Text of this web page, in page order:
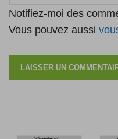
Notifiez-moi des
Vous pouvez aussi